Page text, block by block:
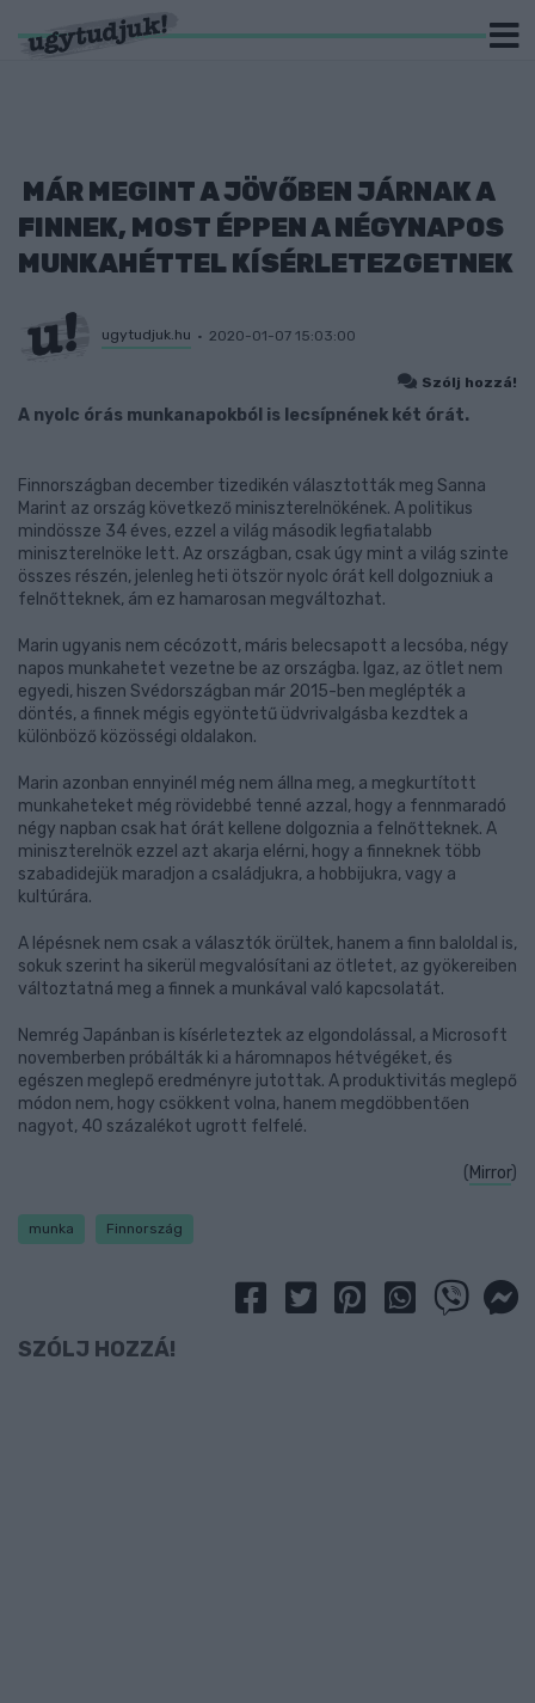
MÁR MEGINT A JÖVŐBEN JÁRNAK A
FINNEK, MOST ÉPPEN A NÉGYNAPOS
MUNKAHÉTTEL KÍSÉRLETEZGETNEK
ugytudjuk.hu 2020-01-07 15:03:00
Szólj hozzá!
A nyolc órás munkanapokból is lecsípnének két órát.
Finnországban december tizedikén választották meg Sanna
Marint az ország következő miniszterelnökének. A politikus
mindössze 34 éves, ezzel a világ második legfiatalabb
miniszterelnöke lett. Az országban, csak úgy mint a világ szinte
összes részén, jelenleg heti ötször nyolc órát kell dolgozniuk a
felnőtteknek, ám ez hamarosan megváltozhat.
Marin ugyanis nem cécózott, máris belecsapott a lecsóba, négy
napos munkahetet vezetne be az országba. Igaz, az ötlet nem
egyedi, hiszen Svédországban már 2015-ben meglépték a
döntés, a finnek mégis egyöntetű üdvrivalgásba kezdtek a
különböző közösségi oldalakon.
Marin azonban ennyinél még nem állna meg, a megkurtított
munkaheteket még rövidebbé tenné azzal, hogy a fennmaradó
négy napban csak hat órát kellene dolgoznia a felnőtteknek. A
miniszterelnök ezzel azt akarja elérni, hogy a finneknek több
szabadidejük maradjon a családjukra, a hobbijukra, vagy a
kultúrára.
A lépésnek nem csak a választók örültek, hanem a finn baloldal is,
sokuk szerint ha sikerül megvalósítani az ötletet, az gyökereiben
változtatná meg a finnek a munkával való kapcsolatát.
Nemrég Japánban is kísérleteztek az elgondolással, a Microsoft
novemberben próbálták ki a háromnapos hétvégéket, és
egészen meglepő eredményre jutottak. A produktivitás meglepő
módon nem, hogy csökkent volna, hanem megdöbbentően
nagyot, 40 százalékot ugrott felfelé.
( Mirror)
munka Finnország
SZÓLJ HOZZÁ!